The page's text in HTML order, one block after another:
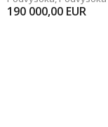
190 000,00 EUR